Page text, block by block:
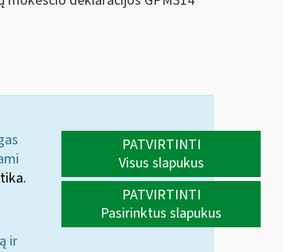
ir
PATVIRTINTI
Visus slapukus
PATVIRTINTI
Pasirinktus slapukus